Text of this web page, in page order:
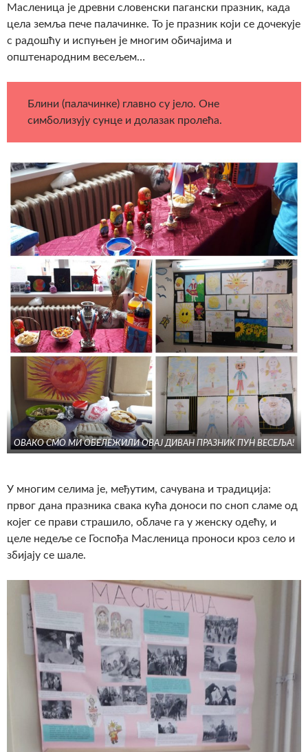
Масленицa je древни словенски пагански празник, када
цела земља пече палачинке. То је празник који се дочекује
с радошћу и испуњен је многим обичајима и
општенародним весељем…
Блини (палачинке) главно су јело. Оне
симболизују сунце и долазак пролећа.
ОВАКО СМО МИ ОБЕЛЕЖИЛИ ОВАЈ ДИВАН ПРАЗНИК ПУН ВЕСЕЉА!
У многим селима је, међутим, сачувана и традиција:
првог дана празника свака кућа доноси по сноп сламе од
којег се прави страшило, облаче га у женску одећу, и
целе недеље се Госпођа Масленица проноси кроз село и
збијају се шале.